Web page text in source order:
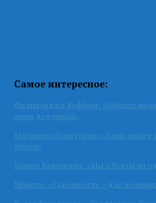
Самое интересное:
Джанлуиджи Буффон: «Мбаппе
меня дедушкой»
Маурисио Почеттино: «Алли может
Месси»
Марио Балотелли: «Мы с Погба из
Мбаппе: «Скромность – дар